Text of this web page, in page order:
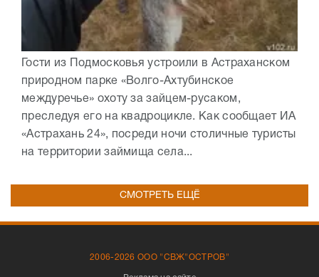
Гости из Подмосковья устроили в Астраханском
природном парке «Волго-Ахтубинское
междуречье» охоту за зайцем-русаком,
преследуя его на квадроцикле. Как сообщает ИА
«Астрахань 24», посреди ночи столичные туристы
на территории займища села...
СМОТРЕТЬ ЕЩЁ
2006-2026 ООО "СВЖ"ОСТРОВ"